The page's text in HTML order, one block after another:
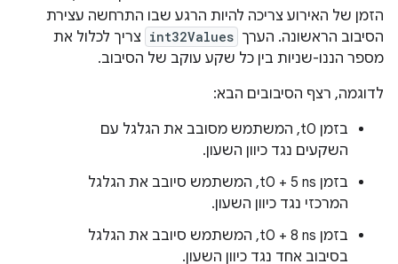
הזמן של האירוע צריכה להיות הרגע שבו התרחשה עצירת
הסיבוב הראשונה. הערך int32Values צריך לכלול את
מספר הננו-שניות בין כל שקע עוקב של הסיבוב.
לדוגמה, רצף הסיבובים הבא:
בזמן t0, המשתמש מסובב את הגלגל עם
השקעים נגד כיוון השעון.
בזמן t0 + 5 ns, המשתמש סיובב את הגלגל
המרכזי נגד כיוון השעון.
בזמן t0 + 8 ns, המשתמש סיובב את הגלגל
בסיבוב אחד נגד כיוון השעון.